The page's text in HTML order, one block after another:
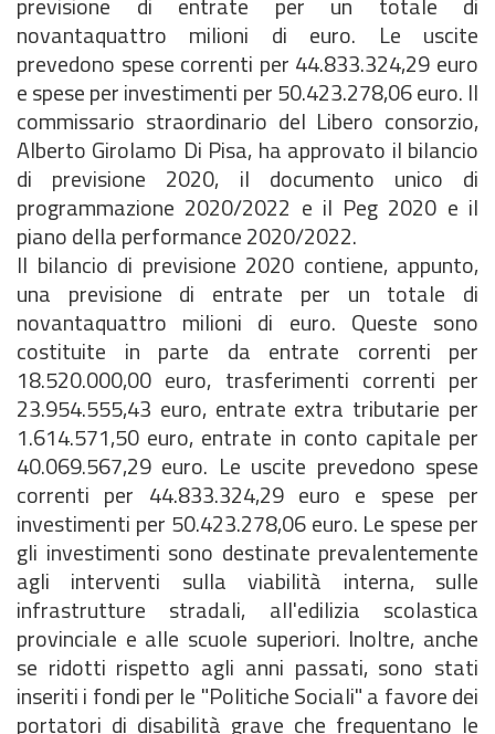
novantaquattro milioni di euro. Le uscite
prevedono spese correnti per 44.833.324,29 euro
e spese per investimenti per 50.423.278,06 euro. ll
commissario straordinario del Libero consorzio,
Alberto Girolamo Di Pisa, ha approvato il bilancio
di previsione 2020, il documento unico di
programmazione 2020/2022 e il Peg 2020 e il
piano della performance 2020/2022.
Il bilancio di previsione 2020 contiene, appunto,
una previsione di entrate per un totale di
novantaquattro milioni di euro. Queste sono
costituite in parte da entrate correnti per
18.520.000,00 euro, trasferimenti correnti per
23.954.555,43 euro, entrate extra tributarie per
1.614.571,50 euro, entrate in conto capitale per
40.069.567,29 euro. Le uscite prevedono spese
correnti per 44.833.324,29 euro e spese per
investimenti per 50.423.278,06 euro. Le spese per
gli investimenti sono destinate prevalentemente
agli interventi sulla viabilità interna, sulle
infrastrutture stradali, all'edilizia scolastica
provinciale e alle scuole superiori. Inoltre, anche
se ridotti rispetto agli anni passati, sono stati
inseriti i fondi per le "Politiche Sociali" a favore dei
portatori di disabilità grave che frequentano le